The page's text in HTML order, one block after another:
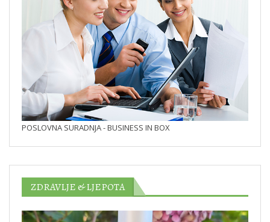
POSLOVNA SURADNJA - BUSINESS IN BOX
ZDRAVLJE & LJEPOTA